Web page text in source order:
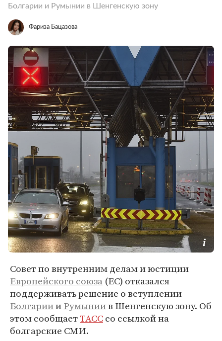
Болгарии и Румынии в Шенгенскую зону
Фариза Бацазова
Совет по внутренним делам и юстиции
Европейского союза (ЕС) отказался
поддерживать решение о вступлении
БолгариииРумыниив Шенгенскую зону. Об
этом сообщаетТАССсо ссылкой на
болгарские СМИ.